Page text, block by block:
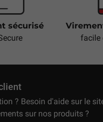
sécurisé
facile
? Besoin d'aide sur le
sur nos produits ?